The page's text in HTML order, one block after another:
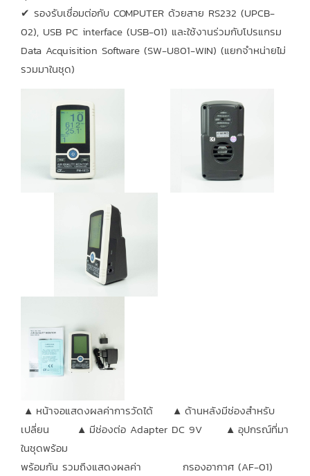
✔ รองรับเชื่อมต่อกับ COMPUTER ด้วยสาย RS232 (UPCB-
02), USB PC interface (USB-01) และใช้งานร่วมกับโปรแกรม
Data Acquisition Software (SW-U801-WIN) (แยกจำหน่ายไม่
รวมมาในชุด)
▲ หน้าจอแสดงผลค่าการวัดได้ ▲ ด้านหลังมีช่องสำหรับ
เปลี่ยน ▲ มีช่องต่อ Adapter DC 9V ▲ อุปกรณ์ที่มา
ในชุดพร้อม
พร้อมกัน รวมถึงแสดงผลค่า กรองอากาศ (AF-01)